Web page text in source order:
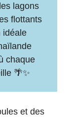
lagons
flottants
idéale
chaque
🌴✨
et des